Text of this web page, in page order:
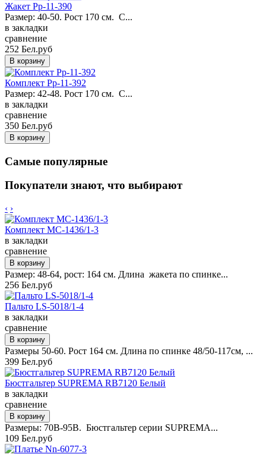
Жакет Pp-11-390
Размер: 40-50. Рост 170 см. С...
в закладки
сравнение
252 Бел.руб
Комплект Pp-11-392
Размер: 42-48. Рост 170 см. С...
в закладки
сравнение
350 Бел.руб
Самые популярные
Покупатели знают, что выбирают
‹ ›
Комплект MC-1436/1-3
в закладки
сравнение
Размер: 48-64, рост: 164 см. Длина жакета по спинке...
256 Бел.руб
Пальто LS-5018/1-4
в закладки
сравнение
Размеры 50-60. Рост 164 см. Длина по спинке 48/50-117см, ...
399 Бел.руб
Бюстгальтер SUPREMA RB7120 Белый
в закладки
сравнение
Размеры: 70B-95B. Бюстгальтер серии SUPREMA...
109 Бел.руб